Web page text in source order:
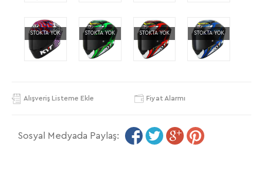
STOKTA YOK STOKTA YOK STOKTA YOK STOKTA YOK
Alışveriş Listeme Ekle Fiyat Alarmı
Sosyal Medyada Paylaş: